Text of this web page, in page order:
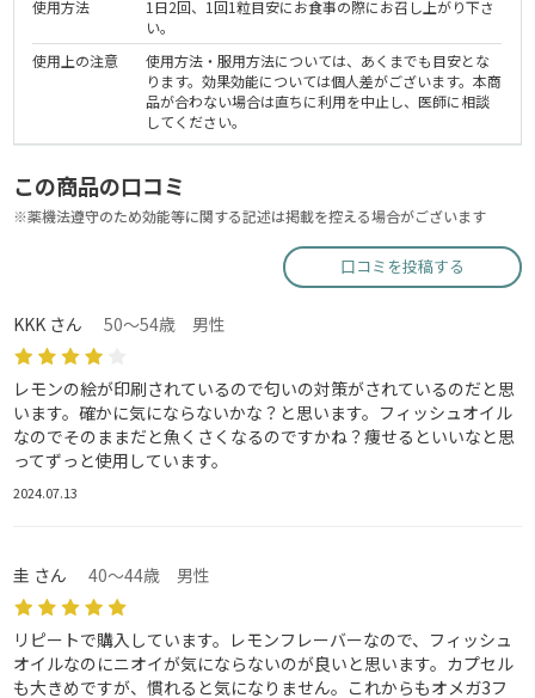
使用方法
1日2回、1回1粒目安にお食事の際にお召し上がり下さ
い。
使用上の注意
使用方法・服用方法については、あくまでも目安とな
ります。効果効能については個人差がございます。本商
品が合わない場合は直ちに利用を中止し、医師に相談
してください。
この商品の口コミ
※薬機法遵守のため効能等に関する記述は掲載を控える場合がございます
口コミを投稿する
KKK さん 50～54歳 男性
レモンの絵が印刷されているので匂いの対策がされているのだと思
います。確かに気にならないかな？と思います。フィッシュオイル
なのでそのままだと魚くさくなるのですかね？痩せるといいなと思
ってずっと使用しています。
2024.07.13
圭 さん 40～44歳 男性
リピートで購入しています。レモンフレーバーなので、フィッシュ
オイルなのにニオイが気にならないのが良いと思います。カプセル
も大きめですが、慣れると気になりません。これからもオメガ3フ